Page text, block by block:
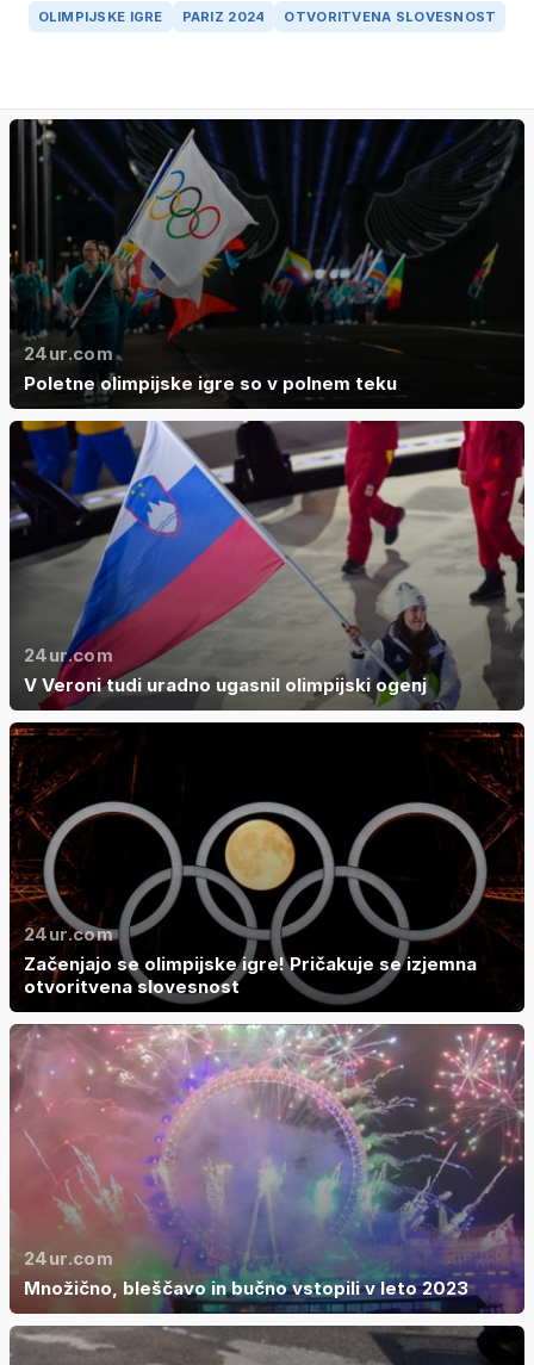
OLIMPIJSKE IGRE PARIZ 2024 OTVORITVENA SLOVESNOST
24ur.com
Poletne olimpijske igre so v polnem teku
24ur.com
V Veroni tudi uradno ugasnil olimpijski ogenj
24ur.com
Začenjajo se olimpijske igre! Pričakuje se izjemna
otvoritvena slovesnost
24ur.com
Množično, bleščavo in bučno vstopili v leto 2023